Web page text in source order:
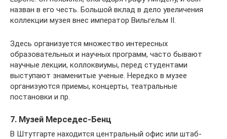
назван в его честь. Большой вклад в дело увеличения
коллекции музея внес император Вильгельм II.
Здесь организуется множество интересных
образовательных и научных программ, часто бывают
научные лекции, коллоквиумы, перед студентами
выступают знаменитые ученые. Нередко в музее
организуются приемы, концерты, театральные
постановки и пр.
7. Музей Мерседес-Бенц
В Штутгарте находится центральный офис или штаб-